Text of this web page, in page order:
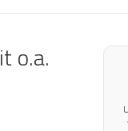
o.a.